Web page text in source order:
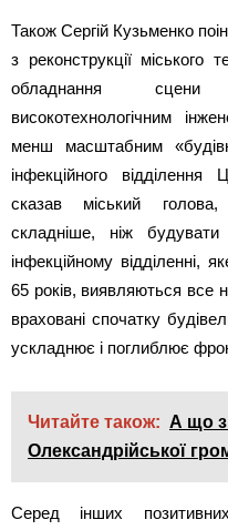
Також Сергій Кузьменко
з реконструкції
обладнання сцени
високотехнологічним
менш масштабним
інфекційного відділення
сказав міський
складніше, ніж
інфекційному відділенні,
65 років, виявляються все
враховані спочатку
ускладнює і поглиблює
Читайте також: А що
Олександрійської
Серед інших